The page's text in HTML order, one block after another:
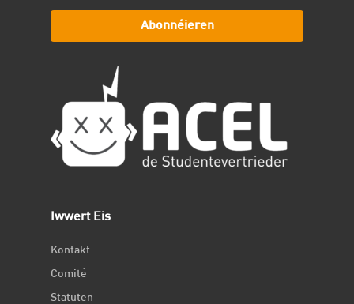
Abonnéieren
Iwwert Eis
Kontakt
Comité
Statuten